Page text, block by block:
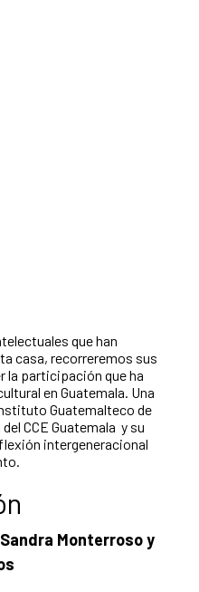
que han
casa, recorreremos sus
la participación que ha
en Guatemala. Una
Guatemalteco de
CCE Guatemala y su
intergeneracional
Monterroso y